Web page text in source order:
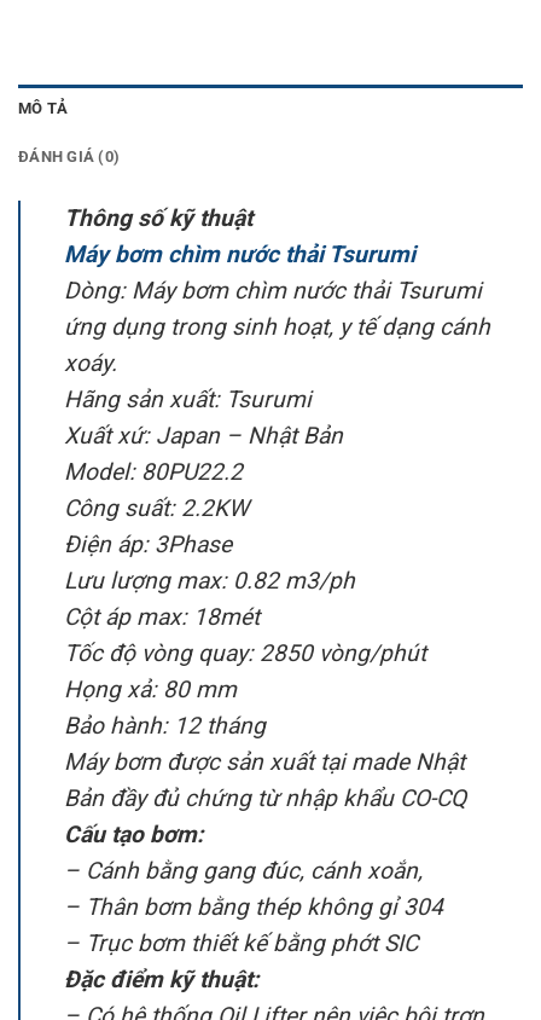
MÔ TẢ
ĐÁNH GIÁ (0)
Thông số kỹ thuật
Máy bơm chìm nước thải Tsurumi
Dòng: Máy bơm chìm nước thải Tsurumi
ứng dụng trong sinh hoạt, y tế dạng cánh
xoáy.
Hãng sản xuất: Tsurumi
Xuất xứ: Japan – Nhật Bản
Model: 80PU22.2
Công suất: 2.2KW
Điện áp: 3Phase
Lưu lượng max: 0.82 m3/ph
Cột áp max: 18mét
Tốc độ vòng quay: 2850 vòng/phút
Họng xả: 80 mm
Bảo hành: 12 tháng
Máy bơm được sản xuất tại made Nhật
Bản đầy đủ chứng từ nhập khẩu CO-CQ
Cấu tạo bơm:
– Cánh bằng gang đúc, cánh xoắn,
– Thân bơm bằng thép không gỉ 304
– Trục bơm thiết kế bằng phớt SIC
Đặc điểm kỹ thuật: